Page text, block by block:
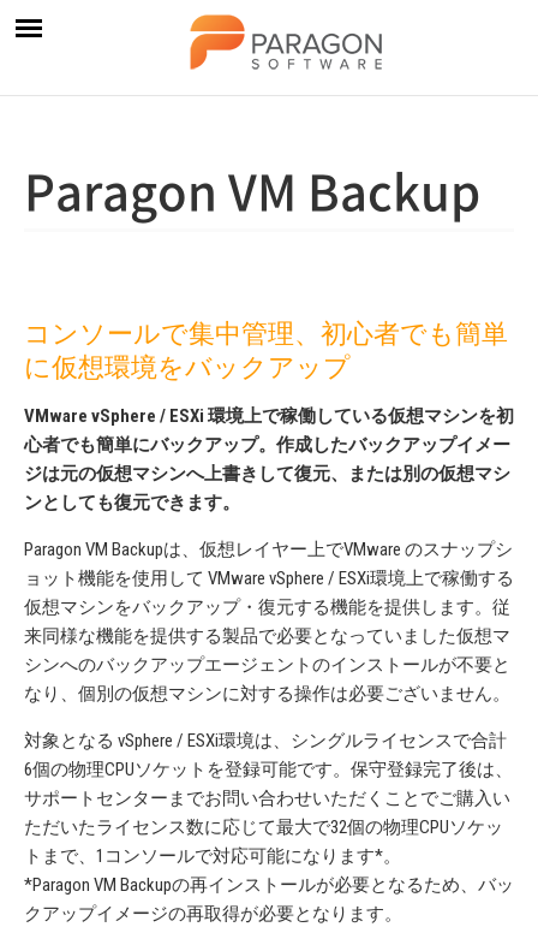
Paragon VM Backup
コンソールで集中管理、初心者でも簡単
に仮想環境をバックアップ
VMware vSphere / ESXi 環境上で稼働している仮想マシンを初
心者でも簡単にバックアップ。作成したバックアップイメー
ジは元の仮想マシンへ上書きして復元、または別の仮想マシ
ンとしても復元できます。
Paragon VM Backupは、仮想レイヤー上でVMware のスナップシ
ョット機能を使用して VMware vSphere / ESXi環境上で稼働する
仮想マシンをバックアップ・復元する機能を提供します。従
来同様な機能を提供する製品で必要となっていました仮想マ
シンへのバックアップエージェントのインストールが不要と
なり、個別の仮想マシンに対する操作は必要ございません。
対象となる vSphere / ESXi環境は、シングルライセンスで合計
6個の物理CPUソケットを登録可能です。保守登録完了後は、
サポートセンターまでお問い合わせいただくことでご購入い
ただいたライセンス数に応じて最大で32個の物理CPUソケッ
トまで、1コンソールで対応可能になります*。
*Paragon VM Backupの再インストールが必要となるため、バッ
クアップイメージの再取得が必要となります。